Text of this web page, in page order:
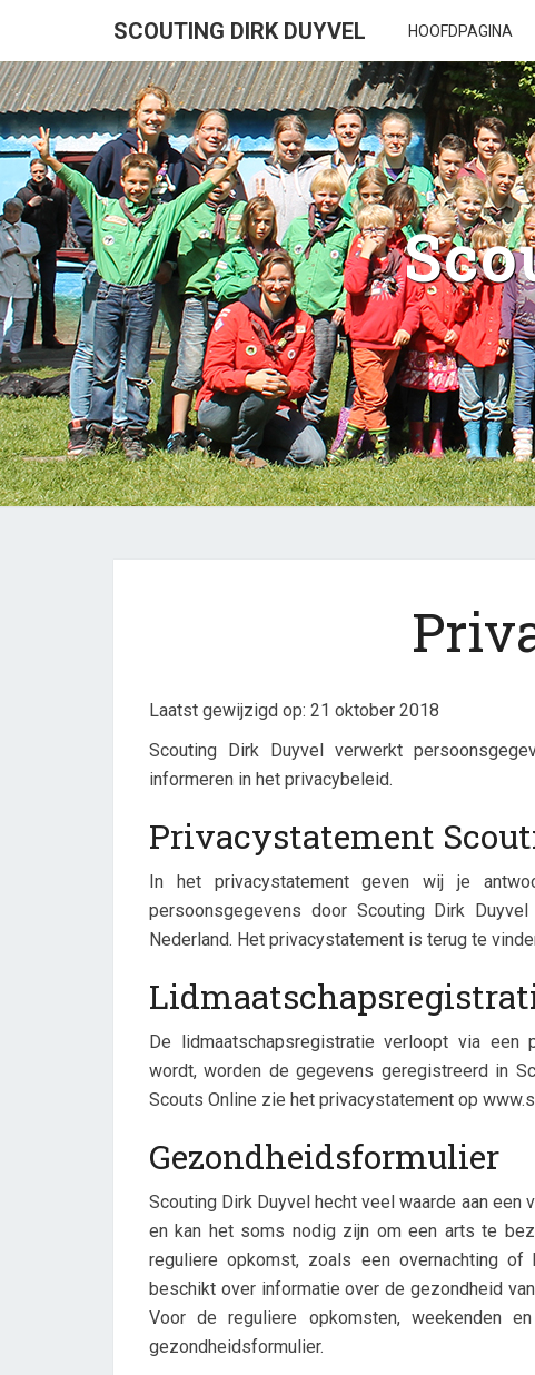
SCOUTING DIRK DUYVEL HOOFDPAGINA
Laatst gewijzigd op: 21 oktober 2018
Scouting Dirk Duyvel verwerkt
informeren in het privacybeleid.
Privacystatement
In het privacystatement geven wij je
persoonsgegevens door Scouting Dirk
Nederland. Het privacystatement is terug te
De lidmaatschapsregistratie verloopt via een
wordt, worden de gegevens geregistreerd in
Scouts Online zie het privacystatement op
Gezondheidsformulier
Scouting Dirk Duyvel hecht veel waarde aan
en kan het soms nodig zijn om een arts te
reguliere opkomst, zoals een overnachting
beschikt over informatie over de gezondheid
Voor de reguliere opkomsten, weekenden
gezondheidsformulier.